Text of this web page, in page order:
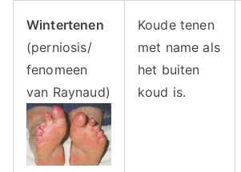
Wintertenen
(perniosis/
fenomeen
van Raynaud)
Koude tenen
met name als
het buiten
koud is.